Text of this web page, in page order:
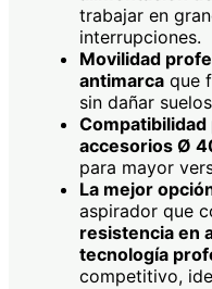
trabajar en
interrupciones.
Movilidad
antimarca que
sin dañar
accesorios Ø
para mayor
La mejor
aspirador que
resistencia en
tecnología
competitivo,